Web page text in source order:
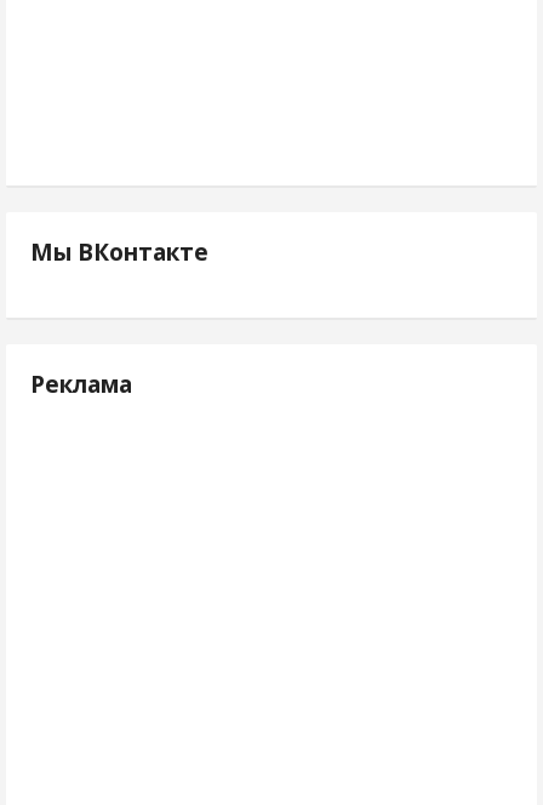
Мы ВКонтакте
Реклама